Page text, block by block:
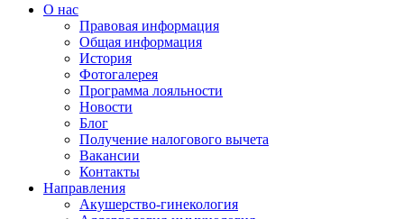
О нас
Правовая информация
Общая информация
История
Фотогалерея
Программа лояльности
Новости
Блог
Получение налогового вычета
Вакансии
Контакты
Направления
Акушерство-гинекология